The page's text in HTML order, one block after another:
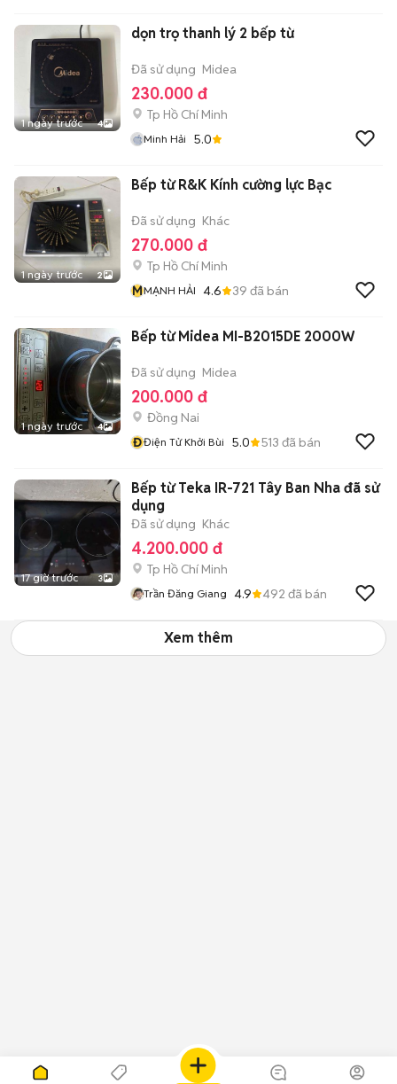
1 ngày trước 4
dọn trọ thanh lý 2 bếp từ
Đã sử dụng Midea
230.000 đ
Tp Hồ Chí Minh
Minh Hải 5.0
1 ngày trước 2
Bếp từ R&K Kính cường lực Bạc
Đã sử dụng Khác
270.000 đ
Tp Hồ Chí Minh
MMẠNH HẢI 4.6 39 đã bán
1 ngày trước 4
Bếp từ Midea MI-B2015DE 2000W
Đã sử dụng Midea
200.000 đ
Đồng Nai
ĐĐiện Tử Khởi Bùi 5.0 513 đã bán
17 giờ trước 3
Bếp từ Teka IR-721 Tây Ban Nha đã sử
dụng
Đã sử dụng Khác
4.200.000 đ
Tp Hồ Chí Minh
Trần Đăng Giang 4.9 492 đã bán
Xem thêm